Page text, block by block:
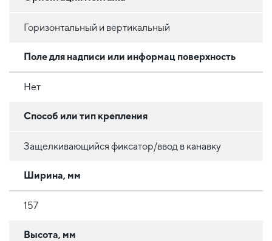
Горизонтальный и вертикальный
Поле для надписи или информац поверхность
Нет
Способ или тип крепления
Защелкивающийся фиксатор/ввод в канавку
Ширина, мм
157
Высота, мм